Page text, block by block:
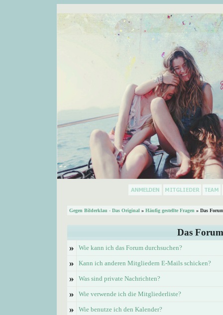
Gegen Bilderklau - Das Original » Häufig gestellte Fragen » Das
Das
»
Wie kann ich das Forum durchsuchen?
» Kann ich anderen Mitgliedern E-Mails schicken?
» Was sind private Nachrichten?
» Wie verwende ich die Mitgliederliste?
» Wie benutze ich den Kalender?